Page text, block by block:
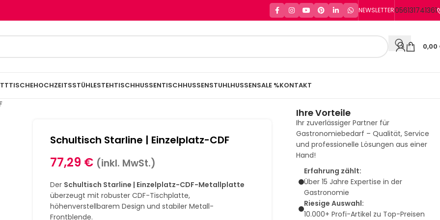
NEWSLETTER056131741361
0,00
HOCHZEITSSTÜHLESTEHTISCHHUSSENTISCHHUSSENSTUHLHUSSENSALE %KONTAKT
Schultisch Starline | Einzelplatz-CDF
77,29 € (inkl. MwSt.)
Der Schultisch Starline | Einzelplatz-CDF-Metallplatte
überzeugt mit robuster CDF-Tischplatte,
höhenverstellbarem Design und stabiler Metall-
Frontblende.
Ihre Vorteile
Ihr zuverlässiger Partner für
Gastronomiebedarf – Qualität, Service
und professionelle Lösungen aus einer
Hand!
Erfahrung zählt:
Über 15 Jahre Expertise in der
Gastronomie
Riesige Auswahl:
10.000+ Profi-Artikel zu Top-Preisen